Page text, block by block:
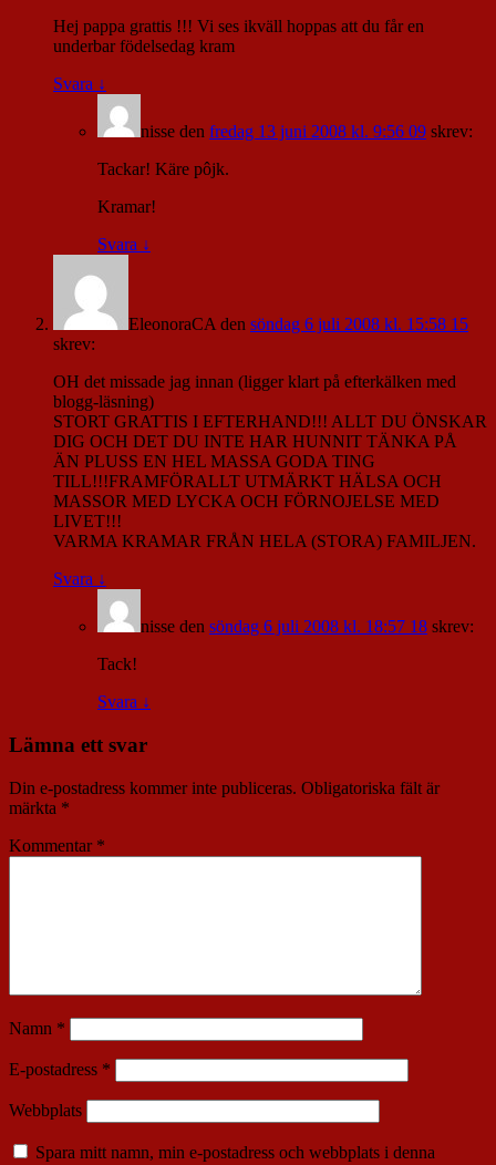
Hej pappa grattis !!! Vi ses ikväll hoppas att du får en
underbar födelsedag kram
Svara ↓
nisse den fredag 13 juni 2008 kl. 9:56 09 skrev:
Tackar! Käre pôjk.
Kramar!
Svara ↓
EleonoraCA den söndag 6 juli 2008 kl. 15:58 15
skrev:
OH det missade jag innan (ligger klart på efterkälken med
blogg-läsning)
STORT GRATTIS I EFTERHAND!!! ALLT DU ÖNSKAR
DIG OCH DET DU INTE HAR HUNNIT TÄNKA PÅ
ÄN PLUSS EN HEL MASSA GODA TING
TILL!!!FRAMFÖRALLT UTMÄRKT HÄLSA OCH
MASSOR MED LYCKA OCH FÖRNOJELSE MED
LIVET!!!
VARMA KRAMAR FRÅN HELA (STORA) FAMILJEN.
Svara ↓
nisse den söndag 6 juli 2008 kl. 18:57 18 skrev:
Tack!
Svara ↓
Lämna ett svar
Din e-postadress kommer inte publiceras. Obligatoriska fält är
märkta *
Kommentar *
Namn *
E-postadress *
Webbplats
Spara mitt namn, min e-postadress och webbplats i denna